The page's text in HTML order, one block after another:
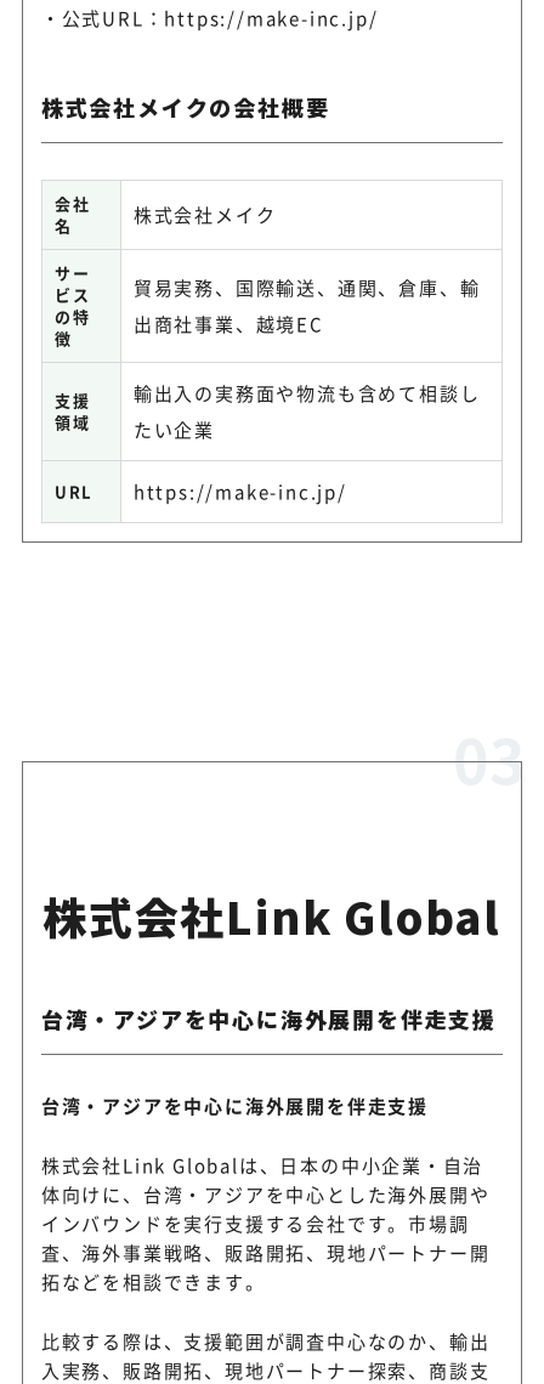
公式URL： https://make-inc.jp/
株式会社メイクの会社概要
会社
名
株式会社メイク
サー
ビス
の特
徴
貿易実務、国際輸送、通関、倉庫、輸
出商社事業、越境EC
支援
領域
輸出入の実務面や物流も含めて相談し
たい企業
URL https://make-inc.jp/
株式会社Link Global
台湾・アジアを中心に海外展開を伴走支援
台湾・アジアを中心に海外展開を伴走支援
株式会社Link Globalは、日本の中小企業・自治
体向けに、台湾・アジアを中心とした海外展開や
インバウンドを実行支援する会社です。市場調
査、海外事業戦略、販路開拓、現地パートナー開
拓などを相談できます。
比較する際は、支援範囲が調査中心なのか、輸出
入実務、販路開拓、現地パートナー探索、商談支